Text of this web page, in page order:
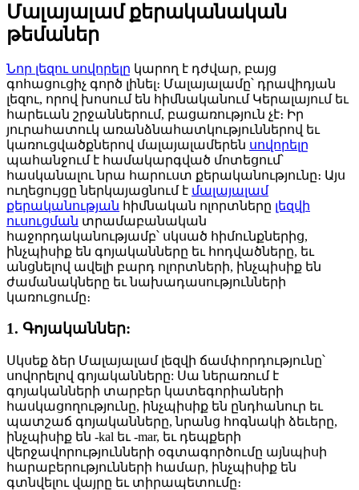
Մալայալամ քերականական
թեմաներ
Նոր լեզու սովորելը կարող է դժվար, բայց
գոհացուցիչ գործ լինել։ Մալայալամը՝ դրավիդյան
լեզու, որով խոսում են հիմնականում Կերալայում եւ
հարեւան շրջաններում, բացառություն չէ։ Իր
յուրահատուկ առանձնահատկություններով եւ
կառուցվածքներով մալայալամերեն սովորելը
պահանջում է համակարգված մոտեցում՝
հասկանալու նրա հարուստ քերականությունը։ Այս
ուղեցույցը ներկայացնում է մալայալամ
քերականության հիմնական ոլորտները լեզվի
ուսուցման տրամաբանական
հաջորդականությամբ՝ սկսած հիմունքներից,
ինչպիսիք են գոյականները եւ հոդվածները, եւ
անցնելով ավելի բարդ ոլորտների, ինչպիսիք են
ժամանակները եւ նախադասությունների
կառուցումը։
1. Գոյականներ:
Սկսեք ձեր Մալայալամ լեզվի ճամփորդությունը՝
սովորելով գոյականները: Սա ներառում է
գոյականների տարբեր կատեգորիաների
հասկացողությունը, ինչպիսիք են ընդհանուր եւ
պատշաճ գոյականները, նրանց հոգնակի ձեւերը,
ինչպիսիք են -kal եւ -mar, եւ դեպքերի
վերջավորությունների օգտագործումը այնպիսի
հարաբերությունների համար, ինչպիսիք են
գտնվելու վայրը եւ տիրապետումը։